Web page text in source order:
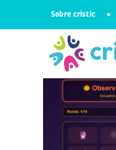
Sobre cristic